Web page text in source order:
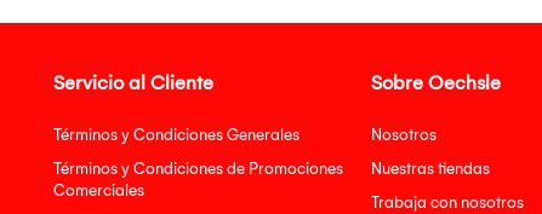
Servicio al Cliente
Términos y Condiciones Generales
Términos y Condiciones de Promociones
Comerciales
Sobre Oechsle
Nosotros
Nuestras tiendas
Trabaja con nosotros